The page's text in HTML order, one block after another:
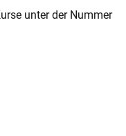
unter der Nummer